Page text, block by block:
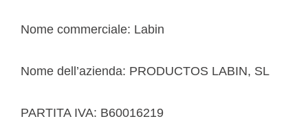
Nome commerciale: Labin
Nome dell’azienda: PRODUCTOS LABIN, SL
PARTITA IVA: B60016219